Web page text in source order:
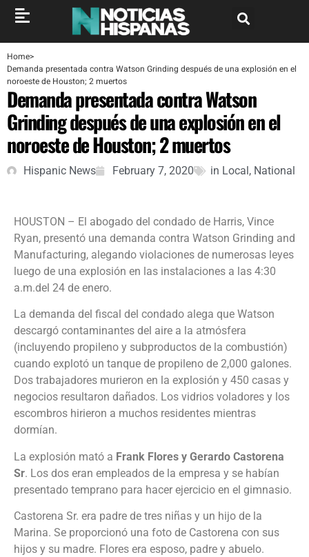
Home>
Demanda presentada contra Watson Grinding después de una explosión en el
noroeste de Houston; 2 muertos
Demanda presentada contra Watson
Grinding después de una explosión en el
noroeste de Houston; 2 muertos
Hispanic News February 7, 2020 in Local, National
HOUSTON – El abogado del condado de Harris, Vince
Ryan, presentó una demanda contra Watson Grinding and
Manufacturing, alegando violaciones de numerosas leyes
luego de una explosión en las instalaciones a las 4:30
a.m.del 24 de enero.
La demanda del fiscal del condado alega que Watson
descargó contaminantes del aire a la atmósfera
(incluyendo propileno y subproductos de la combustión)
cuando explotó un tanque de propileno de 2,000 galones.
Dos trabajadores murieron en la explosión y 450 casas y
negocios resultaron dañados. Los vidrios voladores y los
escombros hirieron a muchos residentes mientras
dormían.
La explosión mató a Frank Flores y Gerardo Castorena
Sr. Los dos eran empleados de la empresa y se habían
presentado temprano para hacer ejercicio en el gimnasio.
Castorena Sr. era padre de tres niñas y un hijo de la
Marina. Se proporcionó una foto de Castorena con sus
hijos y su madre. Flores era esposo, padre y abuelo.